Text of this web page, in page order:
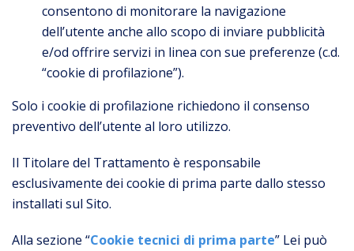
consentono di monitorare la navigazione
dell’utente anche allo scopo di inviare pubblicità
e/od offrire servizi in linea con sue preferenze (c.d.
“cookie di profilazione”).
Solo i cookie di profilazione richiedono il consenso
preventivo dell’utente al loro utilizzo.
Il Titolare del Trattamento è responsabile
esclusivamente dei cookie di prima parte dallo stesso
installati sul Sito.
Alla sezione “Cookie tecnici di prima parte” Lei può